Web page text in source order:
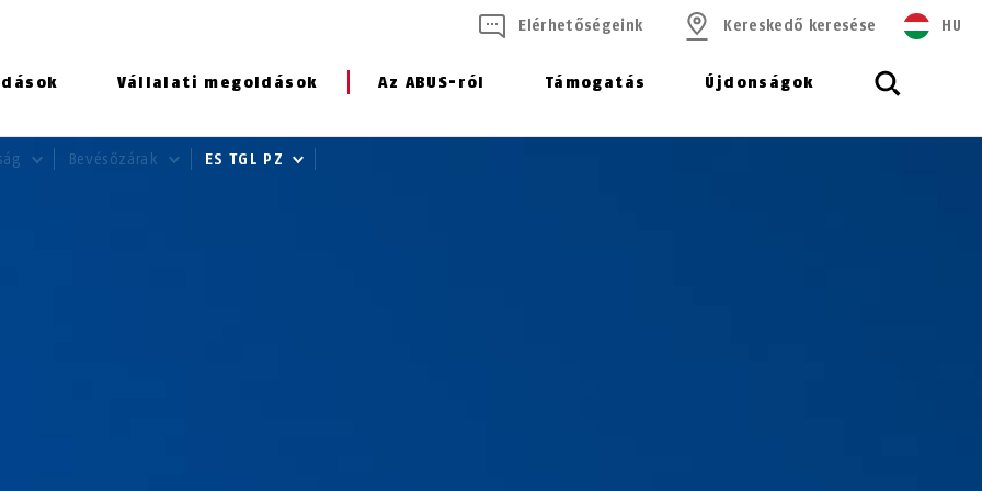
Vállalati megoldások Az ABUS-ról Támogatás Újdonságok
Elérhetőségeink Kereskedő keresése HU
Bevésőzárak ES TGL PZ